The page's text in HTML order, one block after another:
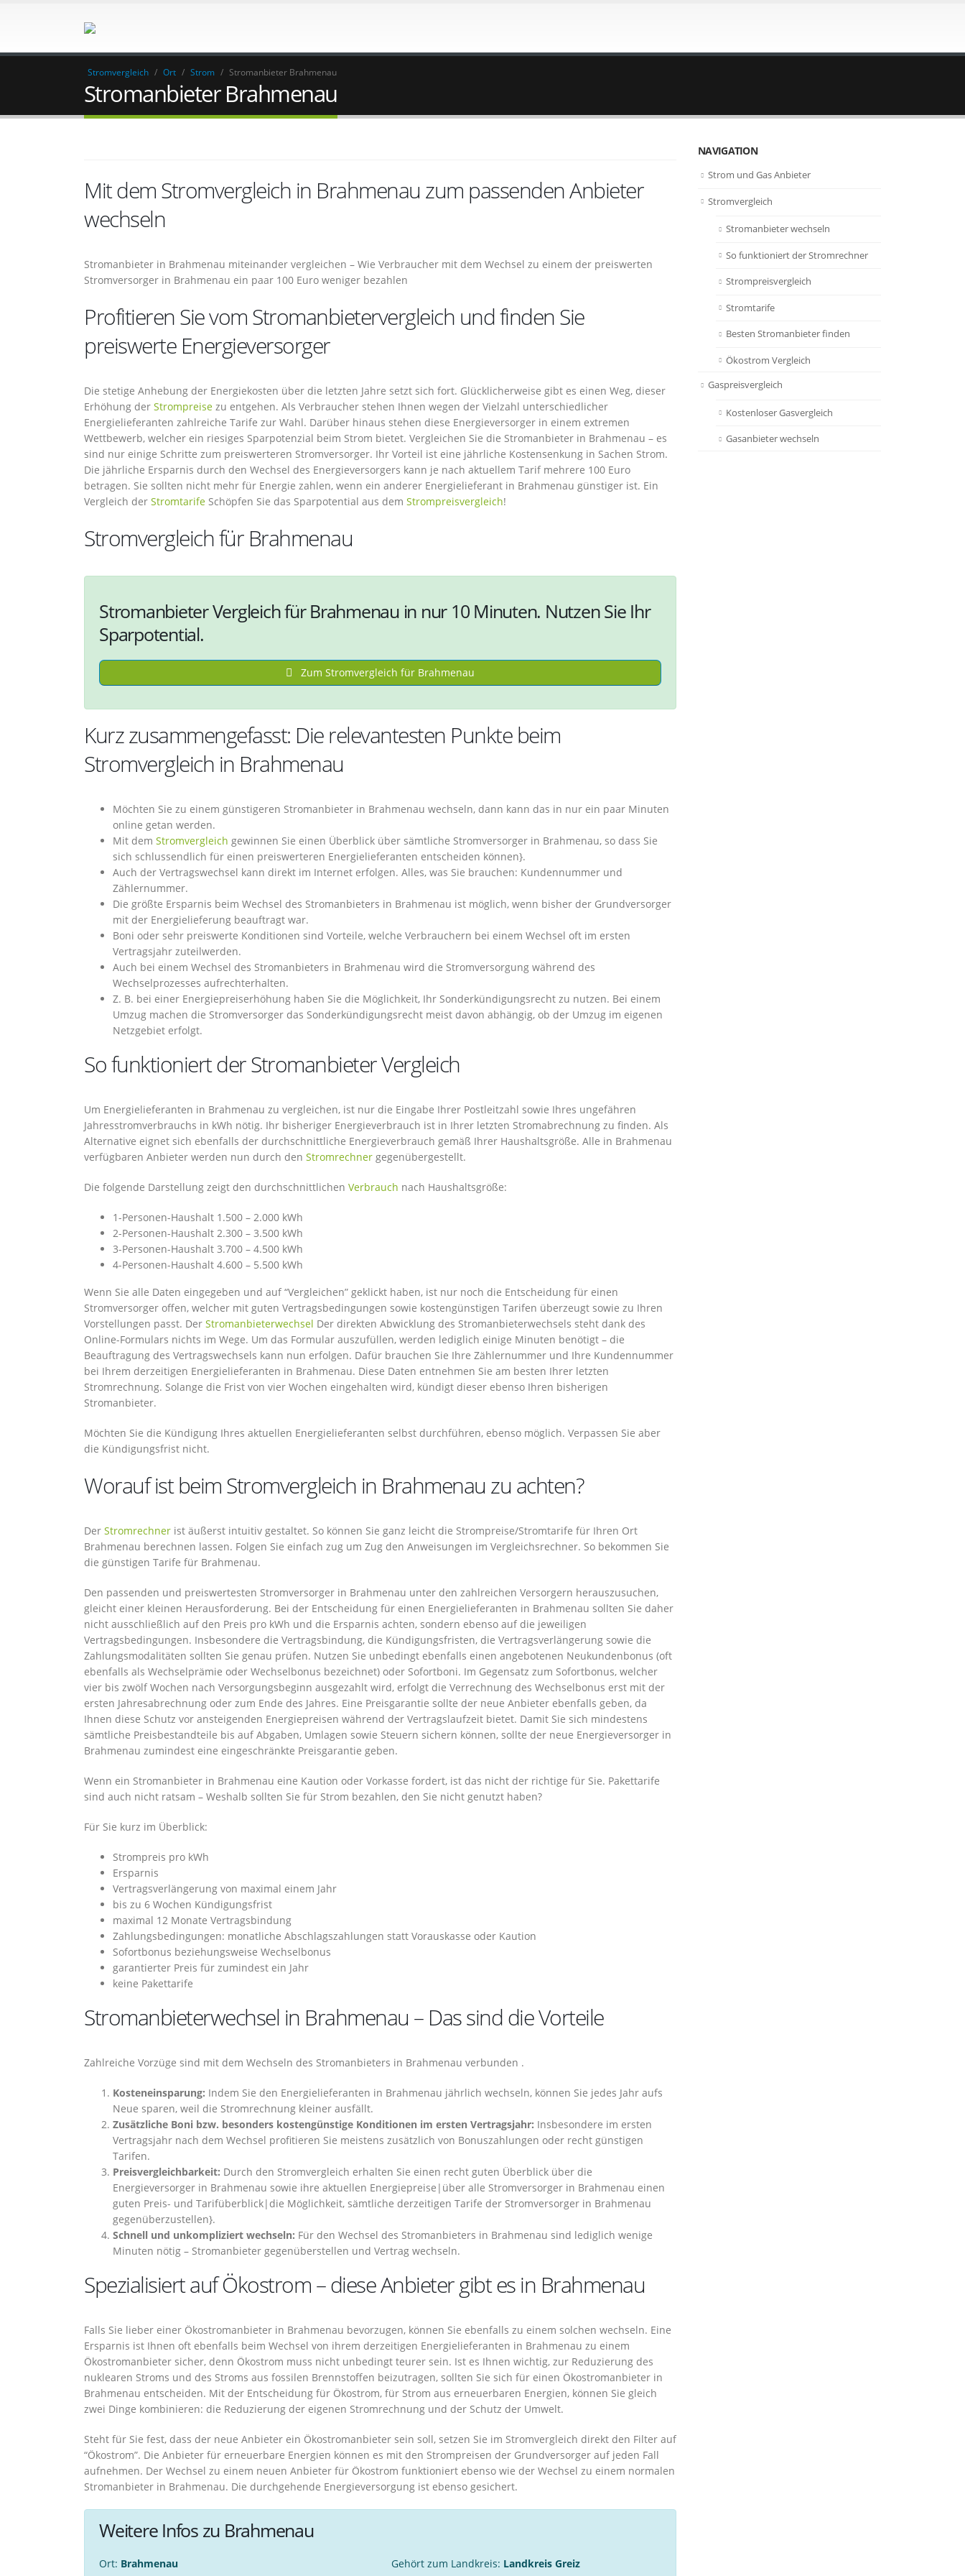
Stromvergleich / Ort / Strom / Stromanbieter Brahmenau
Stromanbieter Brahmenau
Mit dem Stromvergleich in Brahmenau zum passenden Anbieter
wechseln
Stromanbieter in Brahmenau miteinander vergleichen – Wie Verbraucher mit dem Wechsel zu einem der preiswerten
Stromversorger in Brahmenau ein paar 100 Euro weniger bezahlen
Profitieren Sie vom Stromanbietervergleich und finden Sie
preiswerte Energieversorger
Die stetige Anhebung der Energiekosten über die letzten Jahre setzt sich fort. Glücklicherweise gibt es einen Weg, dieser
Erhöhung der Strompreise zu entgehen. Als Verbraucher stehen Ihnen wegen der Vielzahl unterschiedlicher
Energielieferanten zahlreiche Tarife zur Wahl. Darüber hinaus stehen diese Energieversorger in einem extremen
Wettbewerb, welcher ein riesiges Sparpotenzial beim Strom bietet. Vergleichen Sie die Stromanbieter in Brahmenau – es
sind nur einige Schritte zum preiswerteren Stromversorger. Ihr Vorteil ist eine jährliche Kostensenkung in Sachen Strom.
Die jährliche Ersparnis durch den Wechsel des Energieversorgers kann je nach aktuellem Tarif mehrere 100 Euro
betragen. Sie sollten nicht mehr für Energie zahlen, wenn ein anderer Energielieferant in Brahmenau günstiger ist. Ein
Vergleich der Stromtarife Schöpfen Sie das Sparpotential aus dem Strompreisvergleich!
Stromvergleich für Brahmenau
Stromanbieter Vergleich für Brahmenau in nur 10 Minuten. Nutzen Sie Ihr
Sparpotential.
Zum Stromvergleich für Brahmenau
Kurz zusammengefasst: Die relevantesten Punkte beim
Stromvergleich in Brahmenau
Möchten Sie zu einem günstigeren Stromanbieter in Brahmenau wechseln, dann kann das in nur ein paar Minuten
online getan werden.
Mit dem Stromvergleich gewinnen Sie einen Überblick über sämtliche Stromversorger in Brahmenau, so dass Sie
sich schlussendlich für einen preiswerteren Energielieferanten entscheiden können}.
Auch der Vertragswechsel kann direkt im Internet erfolgen. Alles, was Sie brauchen: Kundennummer und
Zählernummer.
Die größte Ersparnis beim Wechsel des Stromanbieters in Brahmenau ist möglich, wenn bisher der Grundversorger
mit der Energielieferung beauftragt war.
Boni oder sehr preiswerte Konditionen sind Vorteile, welche Verbrauchern bei einem Wechsel oft im ersten
Vertragsjahr zuteilwerden.
Auch bei einem Wechsel des Stromanbieters in Brahmenau wird die Stromversorgung während des
Wechselprozesses aufrechterhalten.
Z. B. bei einer Energiepreiserhöhung haben Sie die Möglichkeit, Ihr Sonderkündigungsrecht zu nutzen. Bei einem
Umzug machen die Stromversorger das Sonderkündigungsrecht meist davon abhängig, ob der Umzug im eigenen
Netzgebiet erfolgt.
So funktioniert der Stromanbieter Vergleich
Um Energielieferanten in Brahmenau zu vergleichen, ist nur die Eingabe Ihrer Postleitzahl sowie Ihres ungefähren
Jahresstromverbrauchs in kWh nötig. Ihr bisheriger Energieverbrauch ist in Ihrer letzten Stromabrechnung zu finden. Als
Alternative eignet sich ebenfalls der durchschnittliche Energieverbrauch gemäß Ihrer Haushaltsgröße. Alle in Brahmenau
verfügbaren Anbieter werden nun durch den Stromrechner gegenübergestellt.
Die folgende Darstellung zeigt den durchschnittlichen Verbrauch nach Haushaltsgröße:
1-Personen-Haushalt 1.500 – 2.000 kWh
2-Personen-Haushalt 2.300 – 3.500 kWh
3-Personen-Haushalt 3.700 – 4.500 kWh
4-Personen-Haushalt 4.600 – 5.500 kWh
Wenn Sie alle Daten eingegeben und auf “Vergleichen” geklickt haben, ist nur noch die Entscheidung für einen
Stromversorger offen, welcher mit guten Vertragsbedingungen sowie kostengünstigen Tarifen überzeugt sowie zu Ihren
Vorstellungen passt. Der Stromanbieterwechsel Der direkten Abwicklung des Stromanbieterwechsels steht dank des
Online-Formulars nichts im Wege. Um das Formular auszufüllen, werden lediglich einige Minuten benötigt – die
Beauftragung des Vertragswechsels kann nun erfolgen. Dafür brauchen Sie Ihre Zählernummer und Ihre Kundennummer
bei Ihrem derzeitigen Energielieferanten in Brahmenau. Diese Daten entnehmen Sie am besten Ihrer letzten
Stromrechnung. Solange die Frist von vier Wochen eingehalten wird, kündigt dieser ebenso Ihren bisherigen
Stromanbieter.
Möchten Sie die Kündigung Ihres aktuellen Energielieferanten selbst durchführen, ebenso möglich. Verpassen Sie aber
die Kündigungsfrist nicht.
Worauf ist beim Stromvergleich in Brahmenau zu achten?
Der Stromrechner ist äußerst intuitiv gestaltet. So können Sie ganz leicht die Strompreise/Stromtarife für Ihren Ort
Brahmenau berechnen lassen. Folgen Sie einfach zug um Zug den Anweisungen im Vergleichsrechner. So bekommen Sie
die günstigen Tarife für Brahmenau.
Den passenden und preiswertesten Stromversorger in Brahmenau unter den zahlreichen Versorgern herauszusuchen,
gleicht einer kleinen Herausforderung. Bei der Entscheidung für einen Energielieferanten in Brahmenau sollten Sie daher
nicht ausschließlich auf den Preis pro kWh und die Ersparnis achten, sondern ebenso auf die jeweiligen
Vertragsbedingungen. Insbesondere die Vertragsbindung, die Kündigungsfristen, die Vertragsverlängerung sowie die
Zahlungsmodalitäten sollten Sie genau prüfen. Nutzen Sie unbedingt ebenfalls einen angebotenen Neukundenbonus (oft
ebenfalls als Wechselprämie oder Wechselbonus bezeichnet) oder Sofortboni. Im Gegensatz zum Sofortbonus, welcher
vier bis zwölf Wochen nach Versorgungsbeginn ausgezahlt wird, erfolgt die Verrechnung des Wechselbonus erst mit der
ersten Jahresabrechnung oder zum Ende des Jahres. Eine Preisgarantie sollte der neue Anbieter ebenfalls geben, da
Ihnen diese Schutz vor ansteigenden Energiepreisen während der Vertragslaufzeit bietet. Damit Sie sich mindestens
sämtliche Preisbestandteile bis auf Abgaben, Umlagen sowie Steuern sichern können, sollte der neue Energieversorger in
Brahmenau zumindest eine eingeschränkte Preisgarantie geben.
Wenn ein Stromanbieter in Brahmenau eine Kaution oder Vorkasse fordert, ist das nicht der richtige für Sie. Pakettarife
sind auch nicht ratsam – Weshalb sollten Sie für Strom bezahlen, den Sie nicht genutzt haben?
Für Sie kurz im Überblick:
Strompreis pro kWh
Ersparnis
Vertragsverlängerung von maximal einem Jahr
bis zu 6 Wochen Kündigungsfrist
maximal 12 Monate Vertragsbindung
Zahlungsbedingungen: monatliche Abschlagszahlungen statt Vorauskasse oder Kaution
Sofortbonus beziehungsweise Wechselbonus
garantierter Preis für zumindest ein Jahr
keine Pakettarife
Stromanbieterwechsel in Brahmenau – Das sind die Vorteile
Zahlreiche Vorzüge sind mit dem Wechseln des Stromanbieters in Brahmenau verbunden .
Kosteneinsparung: Indem Sie den Energielieferanten in Brahmenau jährlich wechseln, können Sie jedes Jahr aufs
Neue sparen, weil die Stromrechnung kleiner ausfällt.
Zusätzliche Boni bzw. besonders kostengünstige Konditionen im ersten Vertragsjahr: Insbesondere im ersten
Vertragsjahr nach dem Wechsel profitieren Sie meistens zusätzlich von Bonuszahlungen oder recht günstigen
Tarifen.
Preisvergleichbarkeit: Durch den Stromvergleich erhalten Sie einen recht guten Überblick über die
Energieversorger in Brahmenau sowie ihre aktuellen Energiepreise|über alle Stromversorger in Brahmenau einen
guten Preis- und Tarifüberblick|die Möglichkeit, sämtliche derzeitigen Tarife der Stromversorger in Brahmenau
gegenüberzustellen}.
Schnell und unkompliziert wechseln: Für den Wechsel des Stromanbieters in Brahmenau sind lediglich wenige
Minuten nötig – Stromanbieter gegenüberstellen und Vertrag wechseln.
Spezialisiert auf Ökostrom – diese Anbieter gibt es in Brahmenau
Falls Sie lieber einer Ökostromanbieter in Brahmenau bevorzugen, können Sie ebenfalls zu einem solchen wechseln. Eine
Ersparnis ist Ihnen oft ebenfalls beim Wechsel von ihrem derzeitigen Energielieferanten in Brahmenau zu einem
Ökostromanbieter sicher, denn Ökostrom muss nicht unbedingt teurer sein. Ist es Ihnen wichtig, zur Reduzierung des
nuklearen Stroms und des Stroms aus fossilen Brennstoffen beizutragen, sollten Sie sich für einen Ökostromanbieter in
Brahmenau entscheiden. Mit der Entscheidung für Ökostrom, für Strom aus erneuerbaren Energien, können Sie gleich
zwei Dinge kombinieren: die Reduzierung der eigenen Stromrechnung und der Schutz der Umwelt.
Steht für Sie fest, dass der neue Anbieter ein Ökostromanbieter sein soll, setzen Sie im Stromvergleich direkt den Filter auf
“Ökostrom”. Die Anbieter für erneuerbare Energien können es mit den Strompreisen der Grundversorger auf jeden Fall
aufnehmen. Der Wechsel zu einem neuen Anbieter für Ökostrom funktioniert ebenso wie der Wechsel zu einem normalen
Stromanbieter in Brahmenau. Die durchgehende Energieversorgung ist ebenso gesichert.
Weitere Infos zu Brahmenau
Ort: Brahmenau Gehört zum Landkreis: Landkreis Greiz
NAVIGATION
Strom und Gas Anbieter
Stromvergleich
Stromanbieter wechseln
So funktioniert der Stromrechner
Strompreisvergleich
Stromtarife
Besten Stromanbieter finden
Ökostrom Vergleich
Gaspreisvergleich
Kostenloser Gasvergleich
Gasanbieter wechseln